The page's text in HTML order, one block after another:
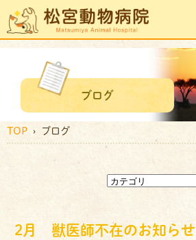
ブログ
TOP › ブログ
2月 獣医師不在のお知らせ